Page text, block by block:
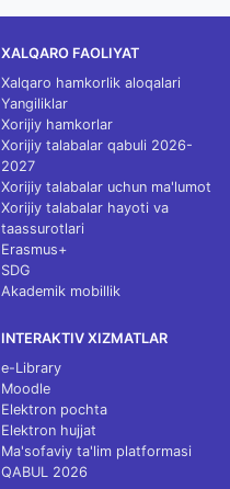
XALQARO FAOLIYAT
Xalqaro hamkorlik aloqalari
Yangiliklar
Xorijiy hamkorlar
Xorijiy talabalar qabuli 2026-
2027
Xorijiy talabalar uchun ma'lumot
Xorijiy talabalar hayoti va
taassurotlari
Erasmus+
SDG
Akademik mobillik
INTERAKTIV XIZMATLAR
e-Library
Moodle
Elektron pochta
Elektron hujjat
Ma'sofaviy ta'lim platformasi
QABUL 2026